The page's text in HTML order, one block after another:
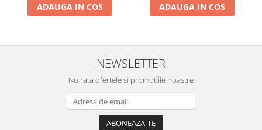
ADAUGA IN COS ADAUGA IN COS
NEWSLETTER
Nu rata ofertele si promotiile noastre